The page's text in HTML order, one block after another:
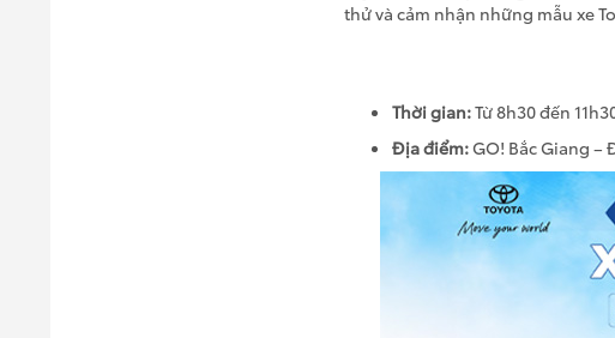
thử và cảm nhận những mẫu xe
Thời gian:Từ 8h30 đến
Địa điểm:GO! Bắc Giang –